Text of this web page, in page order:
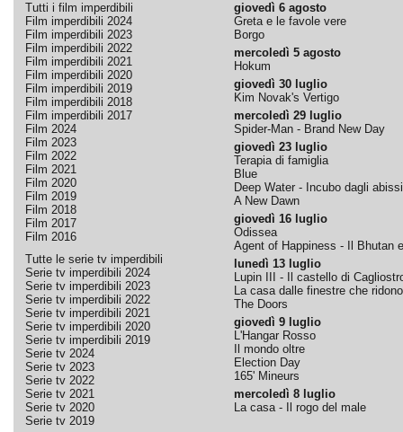
Tutti i film imperdibili
Film imperdibili 2024
Film imperdibili 2023
Film imperdibili 2022
Film imperdibili 2021
Film imperdibili 2020
Film imperdibili 2019
Film imperdibili 2018
Film imperdibili 2017
Film 2024
Film 2023
Film 2022
Film 2021
Film 2020
Film 2019
Film 2018
Film 2017
Film 2016
Tutte le serie tv imperdibili
Serie tv imperdibili 2024
Serie tv imperdibili 2023
Serie tv imperdibili 2022
Serie tv imperdibili 2021
Serie tv imperdibili 2020
Serie tv imperdibili 2019
Serie tv 2024
Serie tv 2023
Serie tv 2022
Serie tv 2021
Serie tv 2020
Serie tv 2019
giovedì 6 agosto
Greta e le favole vere
Borgo
mercoledì 5 agosto
Hokum
giovedì 30 luglio
Kim Novak's Vertigo
mercoledì 29 luglio
Spider-Man - Brand New Day
giovedì 23 luglio
Terapia di famiglia
Blue
Deep Water - Incubo dagli abissi
A New Dawn
giovedì 16 luglio
Odissea
Agent of Happiness - Il Bhutan
lunedì 13 luglio
Lupin III - Il castello di
La casa dalle finestre che ridono
The Doors
giovedì 9 luglio
L'Hangar Rosso
Il mondo oltre
Election Day
165' Mineurs
mercoledì 8 luglio
La casa - Il rogo del male